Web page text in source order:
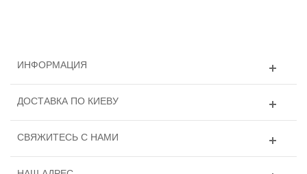
ИНФОРМАЦИЯ
ДОСТАВКА ПО КИЕВУ
СВЯЖИТЕСЬ С НАМИ